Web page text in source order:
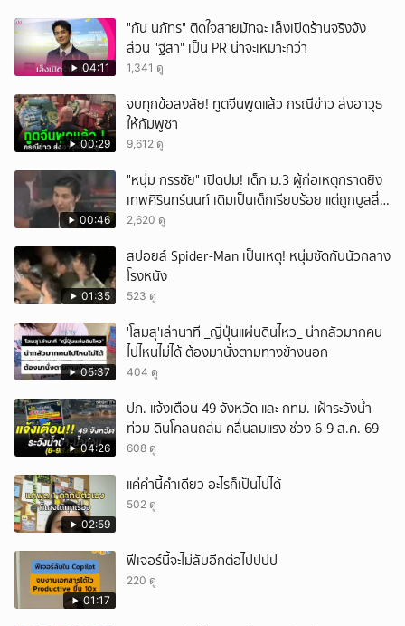
04:11
"กัน นภัทร" ติดใจสายมัทฉะ เล็งเปิดร้านจริงจัง
ส่วน "ฐิสา" เป็น PR น่าจะเหมาะกว่า
1,341 ดู
00:29
จบทุกข้อสงสัย! ทูตจีนพูดแล้ว กรณีข่าว ส่งอาวุธ
ให้กัมพูชา
9,612 ดู
00:46
"หนุ่ม กรรชัย" เปิดปม! เด็ก ม.3 ผู้ก่อเหตุกราดยิง
เทพศิรินทร์นนท์ เดิมเป็นเด็กเรียบร้อย แต่ถูกบูลลี่
หนัก คาดแรงกดดันสะสมกลายเป็นแรงแค้น จนก่อ
2,620 ดู
01:35
สปอยล์ Spider-Man เป็นเหตุ! หนุ่มซัดกันนัวกลาง
โรงหนัง
523 ดู
05:37
'โสมสุ'เล่านาที _ญี่ปุ่นแผ่นดินไหว_ น่ากลัวมากคน
ไปไหนไม่ได้ ต้องมานั่งตามทางข้างนอก
404 ดู
04:26
ปภ. แจ้งเตือน 49 จังหวัด และ กทม. เฝ้าระวังน้ำ
ท่วม ดินโคลนถล่ม คลื่นลมแรง ช่วง 6-9 ส.ค. 69
608 ดู
02:59
แค่คำนี้คำเดียว อะไรก็เป็นไปได้
502 ดู
01:17
ฟีเจอร์นี้จะไม่ลับอีกต่อไปปปป
220 ดู